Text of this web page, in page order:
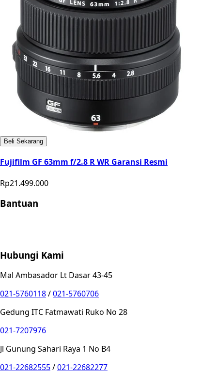
Beli Sekarang
Fujifilm GF 63mm f/2.8 R WR Garansi Resmi
Rp21.499.000
Bantuan
Hubungi Kami
Mal Ambasador Lt Dasar 43-45
021-5760118/021-5760706
Gedung ITC Fatmawati Ruko No 28
021-7207976
Jl Gunung Sahari Raya 1 No B4
021-22682555/021-22682277